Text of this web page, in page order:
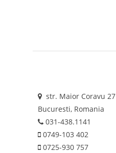
str. Maior Coravu 27
Bucuresti, Romania
031-438.1141
0749-103 402
0725-930 757